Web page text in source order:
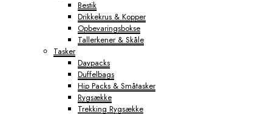
Bestik
Drikkekrus & Kopper
Opbevaringsbokse
Tallerkener & Skåle
Tasker
Daypacks
Duffelbags
Hip Packs & Småtasker
Rygsække
Trekking Rygsække